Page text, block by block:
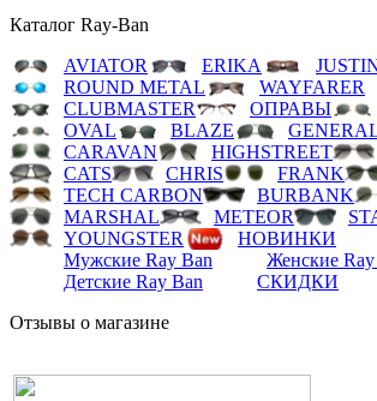
Каталог Ray-Ban
AVIATOR
ERIKA
ROUND METAL
WAYFARER
CLUBMASTER
ОПРАВЫ
OVAL
BLAZE
CARAVAN
HIGHSTREET
CATS
CHRIS FRANK
TECH CARBON
BURBANK
MARSHAL
METEOR
YOUNGSTER
НОВИНКИ
Мужские Ray Ban
Женские Ray
Детские Ray Ban
СКИДКИ
Отзывы о магазине